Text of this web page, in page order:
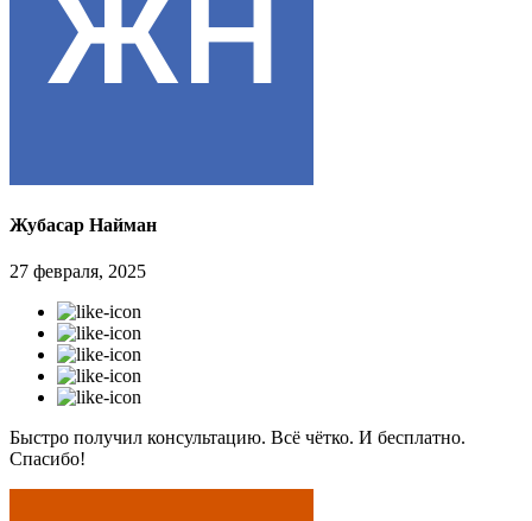
Жубасар Найман
27 февраля, 2025
Быстро получил консультацию. Всё чётко. И бесплатно.
Спасибо!